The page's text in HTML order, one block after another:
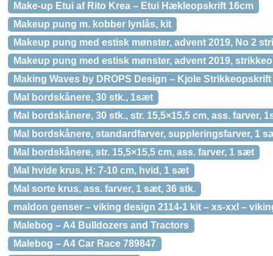
Make-up Etui af Rito Krea – Etui Hækleopskrift 16cm
Makeup pung m. kobber lynlås, kit
Makeup pung med estisk mønster, advent 2019, No 2
Makeup pung med estisk mønster, advent 2019,
Making Waves by DROPS Design – Kjole Strikkeopskrift
Mal bordskånere, 30 stk., 1sæt
Mal bordskånere, 30 stk., str. 15,5×15,5 cm, ass. farver,
Mal bordskånere, standardfarver, suppleringsfarver, 1
Mal bordskånere, str. 15,5×15,5 cm, ass. farver, 1 sæt
Mal hvide krus, H: 7-10 cm, hvid, 1 sæt
Mal sorte krus, ass. farver, 1 sæt, 36 stk.
maldon genser – viking design 2114-1 kit – xs-xxl –
Malebog – A4 Bulldozers and Tractors
Malebog – A4 Car Race 789847